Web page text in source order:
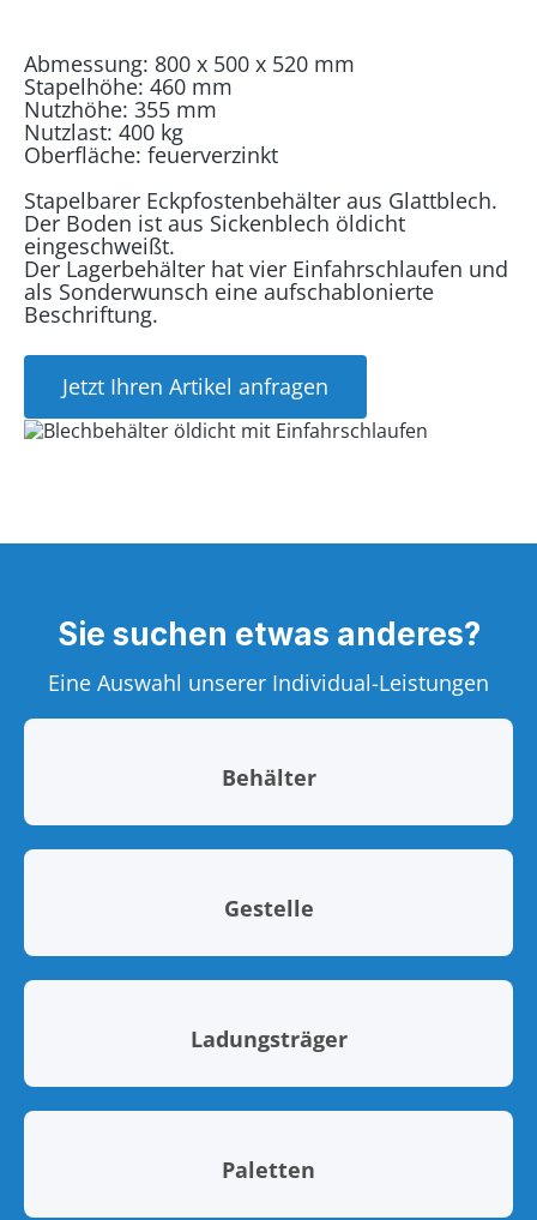
Abmessung: 800 x 500 x 520 mm
Stapelhöhe: 460 mm
Nutzhöhe: 355 mm
Nutzlast: 400 kg
Oberfläche: feuerverzinkt
Stapelbarer Eckpfostenbehälter aus Glattblech.
Der Boden ist aus Sickenblech öldicht
eingeschweißt.
Der Lagerbehälter hat vier Einfahrschlaufen und
als Sonderwunsch eine aufschablonierte
Beschriftung.
Jetzt Ihren Artikel anfragen
Sie suchen etwas anderes?
Eine Auswahl unserer Individual-Leistungen
Behälter
Gestelle
Ladungsträger
Paletten